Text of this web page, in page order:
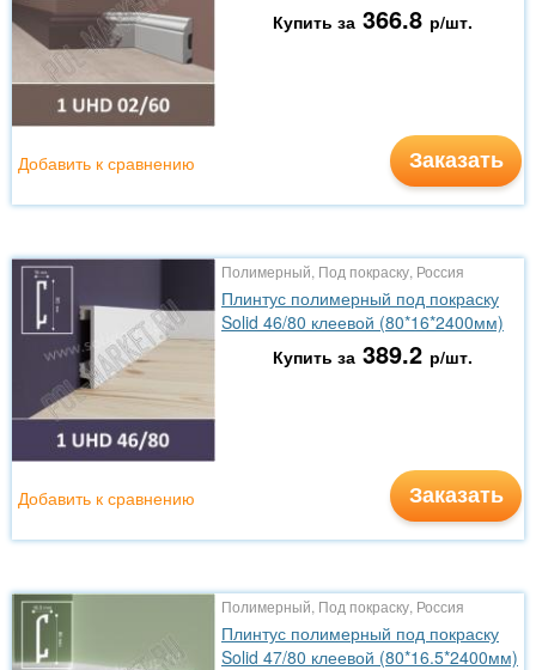
Купить за 366.8 р/шт.
Заказать
Добавить к сравнению
Полимерный, Под покраску, Россия
Плинтус полимерный под покраску
Solid 46/80 клеевой (80*16*2400мм)
Купить за 389.2 р/шт.
Заказать
Добавить к сравнению
Полимерный, Под покраску, Россия
Плинтус полимерный под покраску
Solid 47/80 клеевой (80*16.5*2400мм)